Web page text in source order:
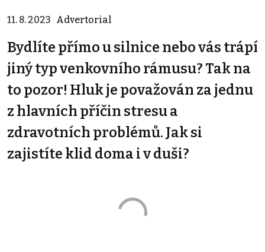
11. 8. 2023 Advertorial
Bydlíte přímo u silnice nebo vás trápí
jiný typ venkovního rámusu? Tak na
to pozor! Hluk je považován za jednu
z hlavních příčin stresu a
zdravotních problémů. Jak si
zajistíte klid doma i v duši?